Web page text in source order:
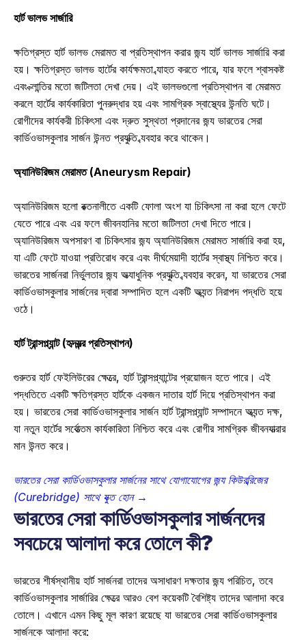
হার্ট ভালভ সার্জারি
ক্ষতিগ্রস্ত হার্ট ভালভ মেরামত বা প্রতিস্থাপন করার জন্য হার্ট ভালভ সার্জারি করা
হয়। ক্ষতিগ্রস্ত ভালভ হার্টের কার্যক্ষমতা ব্যাহত করতে পারে, যার ফলে শ্বাসকষ্ট
এবং ক্লান্তির মতো জটিলতা দেখা দেয়। এই ভালভগুলো প্রতিস্থাপন বা মেরামত
করলে হার্টের কার্যকারিতা পুনরুদ্ধার হয় এবং সামগ্রিক স্বাস্থ্যের উন্নতি ঘটে।
রোগীদের কার্যকরী চিকিৎসা এবং দ্রুত সুস্থতা প্রদানের জন্য ভারতের সেরা
কার্ডিওভাসকুলার সার্জন উন্নত প্রযুক্তি ব্যবহার করে থাকেন।
অ্যানিউরিজম মেরামত (Aneurysm Repair)
অ্যানিউরিজম হলো রক্তনালীতে একটি ফোলা অংশ যা চিকিৎসা না করা হলে ফেটে
যেতে পারে এবং এর ফলে জীবনহানির মতো জটিলতা দেখা দিতে পারে।
অ্যানিউরিজম অপসারণ বা চিকিৎসার জন্য অ্যানিউরিজম মেরামত সার্জারি করা হয়,
যা এটি ফেটে যাওয়া প্রতিরোধ করে এবং দীর্ঘমেয়াদী হার্টের স্বাস্থ্য নিশ্চিত করে।
ভারতের সার্জনরা নির্ভুলতার জন্য অত্যাধুনিক প্রযুক্তি ব্যবহার করেন, যা ভারতের সেরা
কার্ডিওভাসকুলার সার্জনের দ্বারা সম্পাদিত হলে একটি অত্যন্ত নিরাপদ পদ্ধতি হয়ে
ওঠে।
হার্ট ট্রান্সপ্ল্যান্ট (হৃদযন্ত্র প্রতিস্থাপন)
গুরুতর হার্ট ফেইলিউরের ক্ষেত্রে, হার্ট ট্রান্সপ্ল্যান্টের প্রয়োজন হতে পারে। এই
পদ্ধতিতে একটি ক্ষতিগ্রস্ত হার্টকে একজন দাতার হার্ট দিয়ে প্রতিস্থাপন করা
হয়। ভারতের সেরা কার্ডিওভাসকুলার সার্জন হার্ট ট্রান্সপ্ল্যান্ট সম্পাদনে অত্যন্ত দক্ষ,
যা নতুন হার্টের সর্বোত্তম কার্যকারিতা নিশ্চিত করে এবং রোগীর সামগ্রিক জীবনযাত্রার
মান উন্নত করে।
ভারতের সেরা কার্ডিওভাসকুলার সার্জনের সাথে যোগাযোগের জন্য কিউরব্রিজের
(Curebridge) সাথে যুক্ত হোন →
ভারতের সেরা কার্ডিওভাসকুলার সার্জনদের
সবচেয়ে আলাদা করে তোলে কী?
ভারতের শীর্ষস্থানীয় হার্ট সার্জনরা তাদের অসাধারণ দক্ষতার জন্য পরিচিত, তবে
কার্ডিওভাসকুলার সার্জারির ক্ষেত্রে আরও বেশ কয়েকটি বৈশিষ্ট্য তাদের আলাদা করে
তোলে। এখানে এমন কিছু মূল কারণ রয়েছে যা ভারতের সেরা কার্ডিওভাসকুলার
সার্জনকে আলাদা করে: